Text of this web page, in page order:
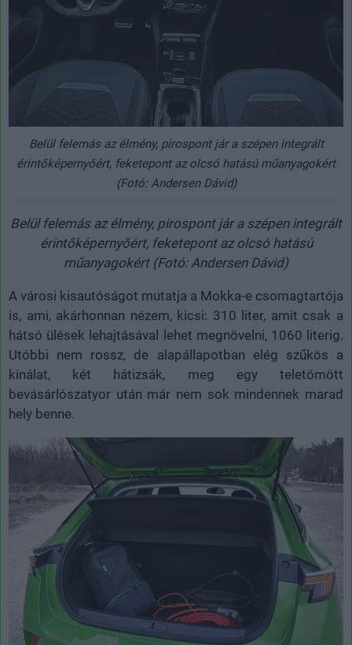
Belül felemás az élmény, pirospont jár a szépen integrált
érintőképernyőért, feketepont az olcsó hatású műanyagokért
(Fotó: Andersen Dávid)
Belül felemás az élmény, pirospont jár a szépen integrált
érintőképernyőért, feketepont az olcsó hatású
műanyagokért (Fotó: Andersen Dávid)
A városi kisautóságot mutatja a Mokka-e csomagtartója
is, ami, akárhonnan nézem, kicsi: 310 liter, amit csak a
hátsó ülések lehajtásával lehet megnövelni, 1060 literig.
Utóbbi nem rossz, de alapállapotban elég szűkös a
kínálat, két hátizsák, meg egy teletömött
bevásárlószatyor után már nem sok mindennek marad
hely benne.